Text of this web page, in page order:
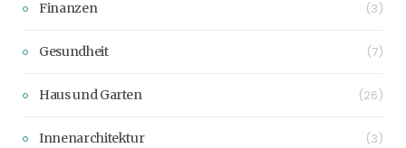
Finanzen (3)
Gesundheit (7)
Haus und Garten (26)
Innenarchitektur (3)